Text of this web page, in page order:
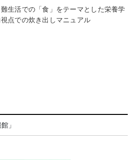
生活での「食」をテーマとした栄養学
点での炊き出しマニュアル
」